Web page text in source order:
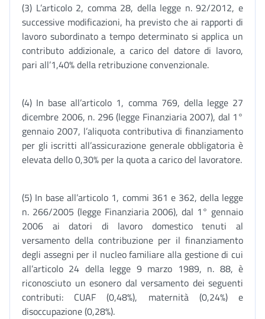
(3) L’articolo 2, comma 28, della legge n. 92/2012, e
successive modificazioni, ha previsto che ai rapporti di
lavoro subordinato a tempo determinato si applica un
contributo addizionale, a carico del datore di lavoro,
pari all’1,40% della retribuzione convenzionale.
(4) In base all’articolo 1, comma 769, della legge 27
dicembre 2006, n. 296 (legge Finanziaria 2007), dal 1°
gennaio 2007, l’aliquota contributiva di finanziamento
per gli iscritti all’assicurazione generale obbligatoria è
elevata dello 0,30% per la quota a carico del lavoratore.
(5) In base all’articolo 1, commi 361 e 362, della legge
n. 266/2005 (legge Finanziaria 2006), dal 1° gennaio
2006 ai datori di lavoro domestico tenuti al
versamento della contribuzione per il finanziamento
degli assegni per il nucleo familiare alla gestione di cui
all’articolo 24 della legge 9 marzo 1989, n. 88, è
riconosciuto un esonero dal versamento dei seguenti
contributi: CUAF (0,48%), maternità (0,24%) e
disoccupazione (0,28%).